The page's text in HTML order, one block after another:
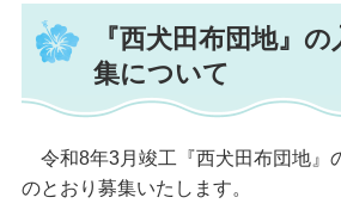
『西犬田布団地』
集について
令和8年3月竣工『西犬田布団地』
のとおり募集いたします。